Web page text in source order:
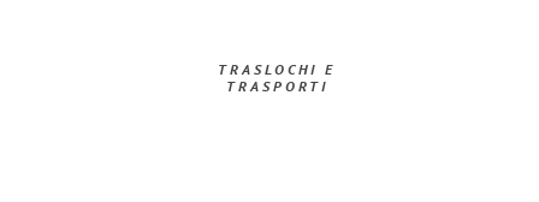
TRASLOCHI E
TRASPORTI​